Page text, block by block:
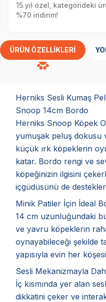
15.yıl özel, kategorideki
%70 indirim!
ÜRÜN ÖZELLIKLERI
Herniks Sesli Kumaş
Snoop 14cm Bordo
Herniks Snoop Köpek
yumuşak peluş dokusu
küçük ırk köpeklerin
katar. Bordo rengi ve
köpeğinizin ilgisini
içgüdüsünü de
Minik Patiler İçin İdeal
14 cm uzunluğundaki
ve yavru köpeklerin
oynayabileceği şekilde
yapısıyla evin her
Sesli Mekanizmayla
İç kısmında yer alan
dikkatini çeker ve